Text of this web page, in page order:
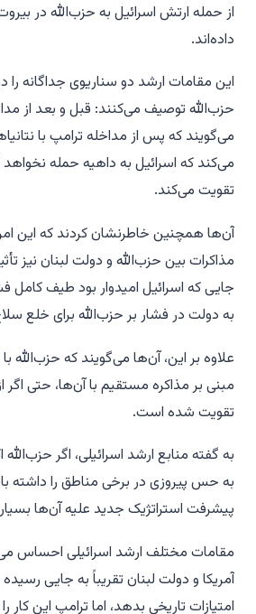
از حمله ارتش اسرائیل به حزب‌الله در
داده‌اند.
این مقامات ارشد دو سناریوی جداگانه را
حزب‌الله توصیف می‌کنند: قبل و بعد از
می‌گویند که پس از مداخله ترامپ با
می‌کند که اسرائیل به داهیه حمله نخواهد
تقویت می‌کند.
آن‌ها همچنین خاطرنشان کردند که این
مذاکرات بین حزب‌الله و دولت لبنان نیز
جایی که اسرائیل امیدوار بود طیف کامل
به دولت در فشار بر حزب‌الله برای خلع
علاوه بر این، آن‌ها می‌گویند که حزب‌الله
مبنی بر مذاکره مستقیم با آن‌ها، حتی
تقویت شده است.
به گفته منابع ارشد اسرائیلی، اگر
به حس پیروزی در برخی مناطق را داشته
پیشرفت استراتژیک جدید علیه آن‌ها
مقامات مختلف ارشد اسرائیلی احساس
آمریکا و دولت لبنان تقریباً به جایی
امتیازات تاریخی بدهد، اما ترامپ این